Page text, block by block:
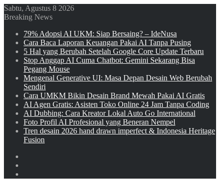
Sabtu, Agustus 8 2026
Breaking News
79% Adopsi AI UKM: Siap Bersaing? – IdeNusa
Cara Baca Laporan Keuangan Pakai AI Tanpa Pusing
5 Hal yang Berubah Setelah Google Core Update Terbaru
Stop Anggap AI Cuma Chatbot: Gemini Sekarang Bisa
Pegang Mouse
Mengenal Generative UI: Masa Depan Desain Web Berubah
Sendiri
Cara UMKM Bikin Desain Brand Mewah Pakai AI Gratis
AI Agen Gratis: Asisten Toko Online 24 Jam Tanpa Coding
AI Dubbing: Cara Kreator Lokal Auto Go International
Foto Profil AI Profesional yang Beneran Nempel
Tren desain 2026 hand drawn imperfect & Indonesia Heritage
Fusion